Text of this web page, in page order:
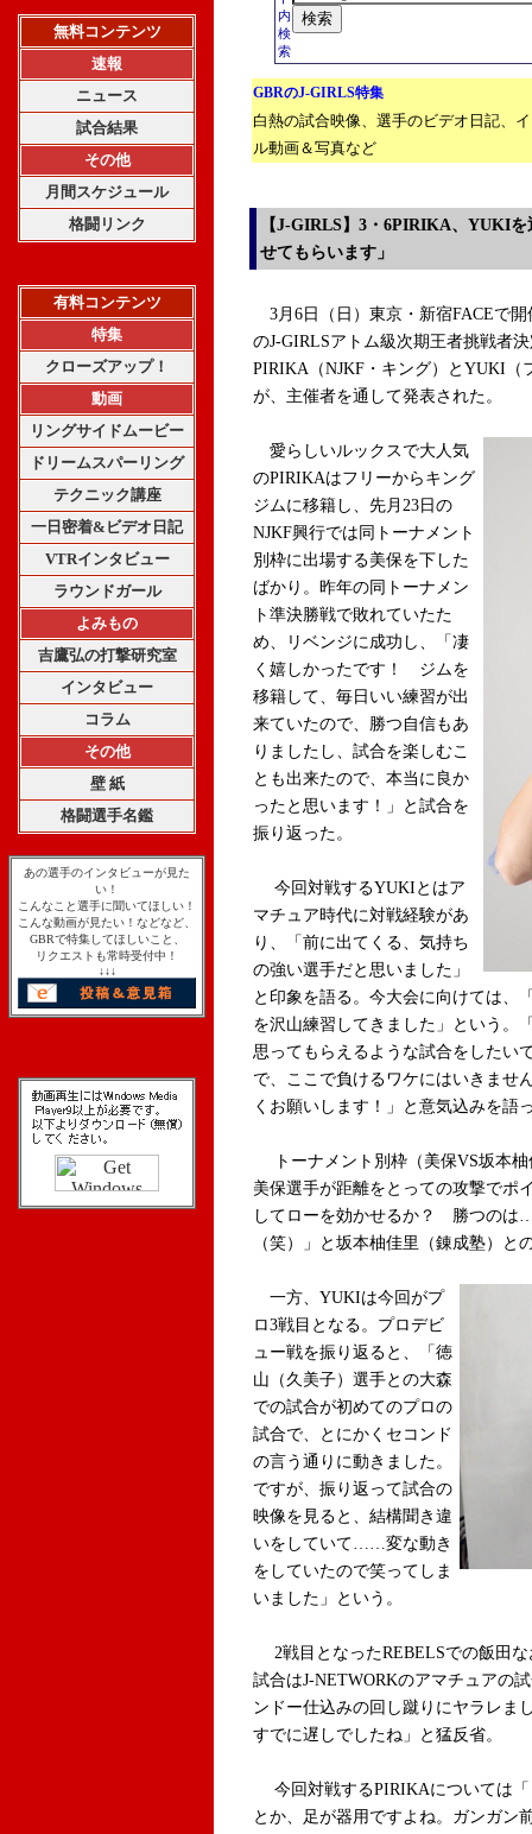
無料コンテンツ
速報
ニュース
試合結果
その他
月間スケジュール
格闘リンク
有料コンテンツ
特集
クローズアップ！
動画
リングサイドムービー
ドリームスパーリング
テクニック講座
一日密着&ビデオ日記
VTRインタビュー
ラウンドガール
よみもの
吉鷹弘の打撃研究室
インタビュー
コラム
その他
壁 紙
格闘選手名鑑
あの選手のインタビューが見た
い！
こんなこと選手に聞いてほしい！
こんな動画が見たい！などなど、
GBRで特集してほしいこと、
リクエストも常時受付中！
↓↓↓
内
検
索
GBRのJ-GIRLS特集
白熱の試合映像、選手のビデオ日記、
ル動画＆写真など
【J-GIRLS】3・6PIRIKA、YUKI
せてもらいます」
3月6日（日）東京・新宿FACEで開
のJ-GIRLSアトム級次期王者挑戦者
PIRIKA（NJKF・キング）とYUKI（
が、主催者を通して発表された。
愛らしいルックスで大人気
のPIRIKAはフリーからキング
ジムに移籍し、先月23日の
NJKF興行では同トーナメント
別枠に出場する美保を下した
ばかり。昨年の同トーナメン
ト準決勝戦で敗れていたた
め、リベンジに成功し、「凄
く嬉しかったです！ ジムを
移籍して、毎日いい練習が出
来ていたので、勝つ自信もあ
りましたし、試合を楽しむこ
とも出来たので、本当に良か
ったと思います！」と試合を
振り返った。
今回対戦するYUKIとはア
マチュア時代に対戦経験があ
り、「前に出てくる、気持ち
の強い選手だと思いました」
と印象を語る。今大会に向けては、
を沢山練習してきました」という。
思ってもらえるような試合をしたい
で、ここで負けるワケにはいきま
くお願いします！」と意気込みを語
トーナメント別枠（美保VS坂本
美保選手が距離をとっての攻撃で
してローを効かせるか？ 勝つの
（笑）」と坂本柚佳里（錬成塾）と
一方、YUKIは今回がプ
ロ3戦目となる。プロデビ
ュー戦を振り返ると、「徳
山（久美子）選手との大森
での試合が初めてのプロの
試合で、とにかくセコンド
の言う通りに動きました。
ですが、振り返って試合の
映像を見ると、結構聞き違
いをしていて……変な動き
をしていたので笑ってしま
いました」という。
2戦目となったREBELSでの飯田
試合はJ-NETWORKのアマチュアの
ンドー仕込みの回し蹴りにヤラレま
すでに遅しでしたね」と猛反省。
今回対戦するPIRIKAについては「
とか、足が器用ですよね。ガンガン